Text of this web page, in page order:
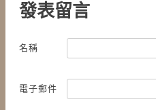
發表留言
名稱
電子郵件